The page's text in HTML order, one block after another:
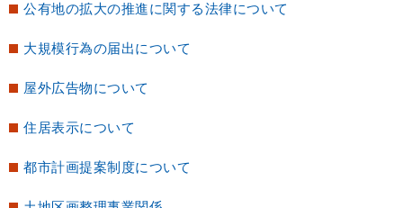
公有地の拡大の推進に関する法律について
大規模行為の届出について
屋外広告物について
住居表示について
都市計画提案制度について